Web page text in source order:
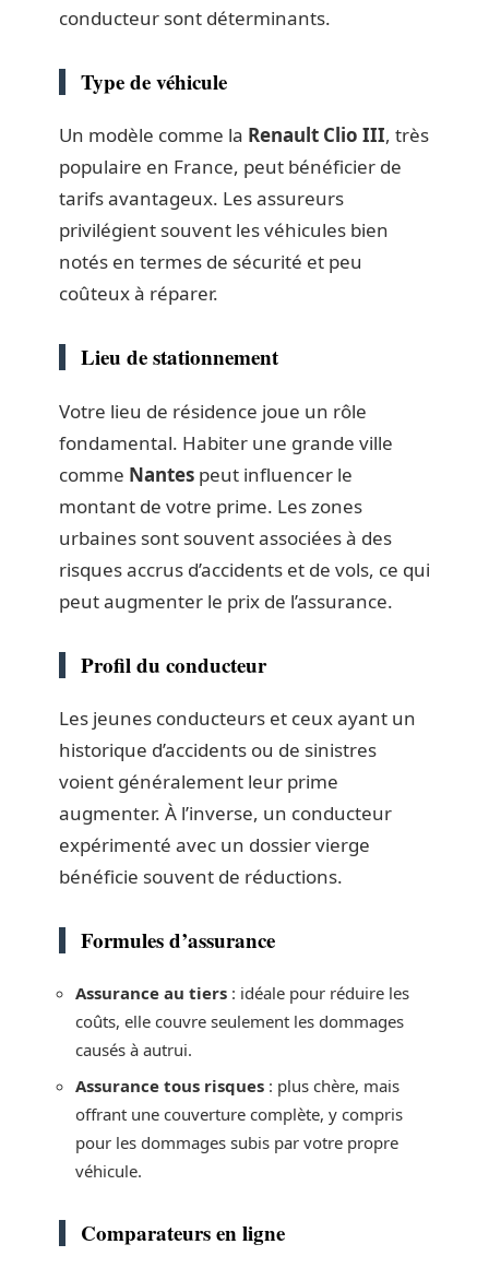
conducteur sont déterminants.
Type de véhicule
Un modèle comme la Renault Clio III, très
populaire en France, peut bénéficier de
tarifs avantageux. Les assureurs
privilégient souvent les véhicules bien
notés en termes de sécurité et peu
coûteux à réparer.
Lieu de stationnement
Votre lieu de résidence joue un rôle
fondamental. Habiter une grande ville
comme Nantes peut influencer le
montant de votre prime. Les zones
urbaines sont souvent associées à des
risques accrus d’accidents et de vols, ce qui
peut augmenter le prix de l’assurance.
Profil du conducteur
Les jeunes conducteurs et ceux ayant un
historique d’accidents ou de sinistres
voient généralement leur prime
augmenter. À l’inverse, un conducteur
expérimenté avec un dossier vierge
bénéficie souvent de réductions.
Formules d’assurance
Assurance au tiers : idéale pour réduire les
coûts, elle couvre seulement les dommages
causés à autrui.
Assurance tous risques : plus chère, mais
offrant une couverture complète, y compris
pour les dommages subis par votre propre
véhicule.
Comparateurs en ligne